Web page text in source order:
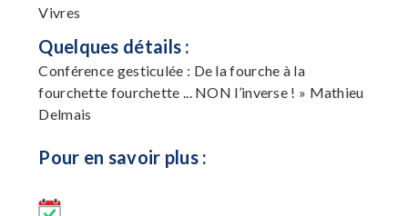
Vivres
Quelques détails :
Conférence gesticulée : De la fourche à la
fourchette fourchette ... NON l’inverse ! » Mathieu
Delmais
Pour en savoir plus :